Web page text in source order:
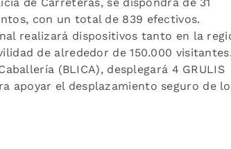
con un total de 839 efectivos.
realizará dispositivos tanto en la
de alrededor de 150.000
(BLICA), desplegará 4 GRULIS
apoyar el desplazamiento seguro de